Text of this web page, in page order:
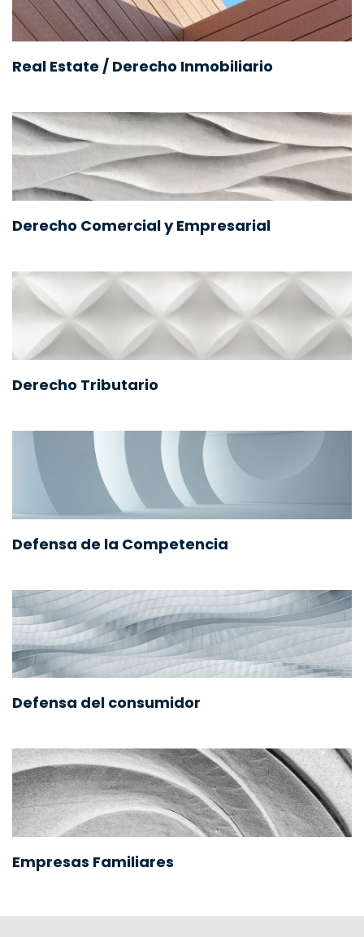
Real Estate / Derecho Inmobiliario
Derecho Comercial y Empresarial
Derecho Tributario
Defensa de la Competencia
Defensa del consumidor
Empresas Familiares